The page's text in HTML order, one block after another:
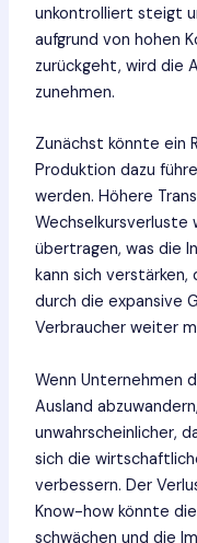
unkontrolliert steigt
aufgrund von hohen
zurückgeht, wird die
zunehmen.
Zunächst könnte ein
Produktion dazu
werden. Höhere
Wechselkursverluste
übertragen, was die
kann sich verstärken,
durch die expansive
Verbraucher weiter
Wenn Unternehmen
Ausland
unwahrscheinlicher,
sich die
verbessern. Der
Know-how könnte
schwächen und die